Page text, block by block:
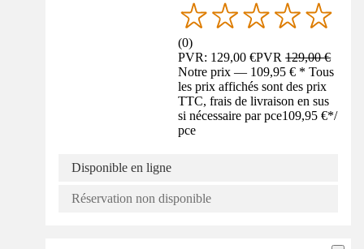
(0)
PVR: 129,00 €PVR129,00 €
Notre prix — 109,95 € * Tous
les prix affichés sont des prix
TTC, frais de livraison en sus
si nécessaire par pce109,95 €*/
pce
Disponible en ligne
Réservation non disponible